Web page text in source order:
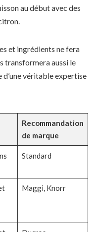
au début avec des
et ingrédients ne fera
transformera aussi le
véritable expertise
Recommandation
de marque
Standard
Maggi, Knorr